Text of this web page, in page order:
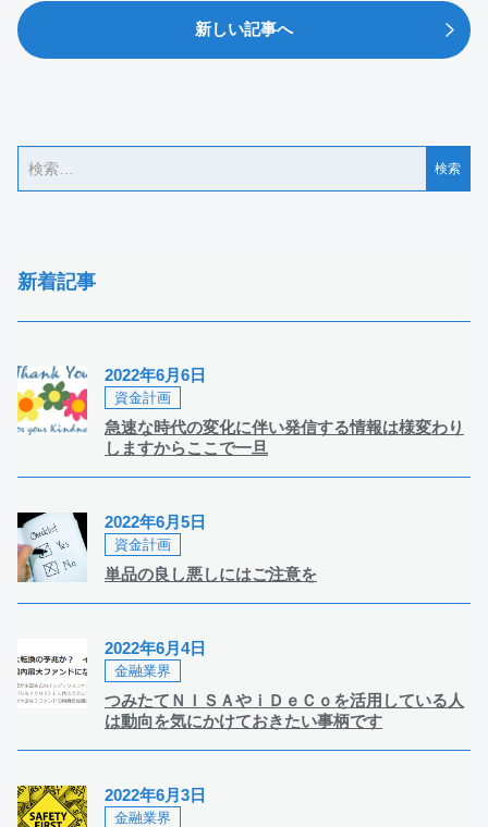
新しい記事へ
新着記事
急速な時代の変化に伴い発信する情報は様変わり
しますからここで一旦
資金計画
2022年6月6日
単品の良し悪しにはご注意を
資金計画
2022年6月5日
つみたてＮＩＳＡやｉＤｅＣｏを活用している人
は動向を気にかけておきたい事柄です
金融業界
2022年6月4日
金融業界
2022年6月3日